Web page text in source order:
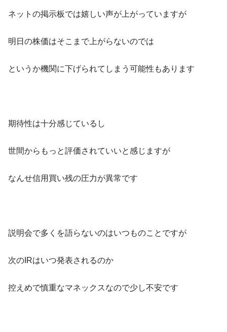
ネットの掲示板では嬉しい声が上がっていますが
明日の株価はそこまで上がらないのでは
というか機関に下げられてしまう可能性もあります
期待性は十分感じているし
世間からもっと評価されていいと感じますが
なんせ信用買い残の圧力が異常です
説明会で多くを語らないのはいつものことですが
次のIRはいつ発表されるのか
控えめで慎重なマネックスなので少し不安です